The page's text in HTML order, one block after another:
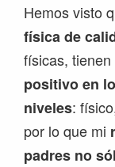
Hemos visto
física de
físicas,
positivo en
niveles:
por lo que mi
padres no